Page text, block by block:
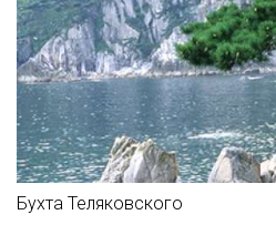
Бухта Теляковского